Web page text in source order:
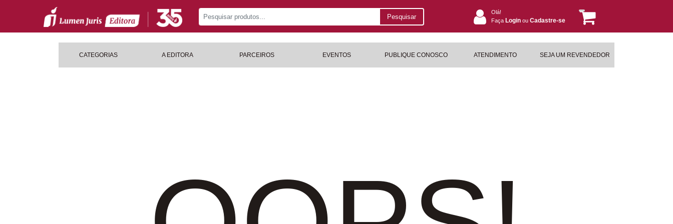
Pesquisar
Olá!
Faça Login ou Cadastre-se
CATEGORIAS A EDITORA PARCEIROS EVENTOS PUBLIQUE CONOSCO ATENDIMENTO SEJA UM REVENDEDOR